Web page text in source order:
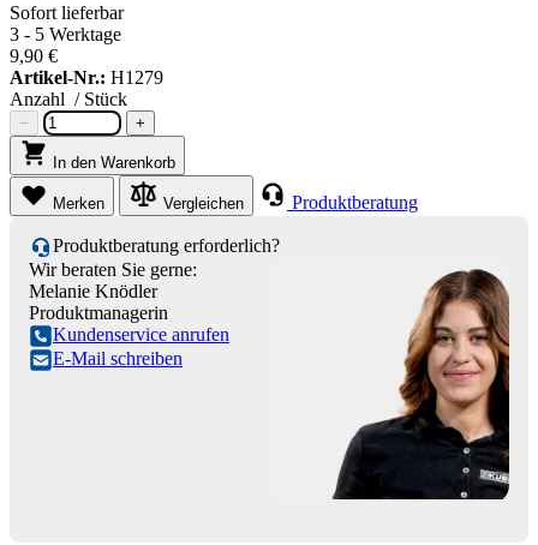
Sofort lieferbar
3 - 5 Werktage
9,90 €
Artikel-Nr.: H1279
Anzahl / Stück
− +
In den Warenkorb
Merken Vergleichen Produktberatung
Produktberatung erforderlich?
Wir beraten Sie gerne:
Melanie Knödler
Produktmanagerin
Kundenservice anrufen
E-Mail schreiben